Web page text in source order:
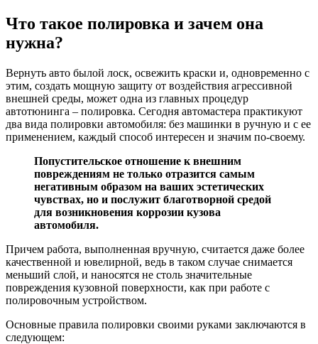
Что такое полировка и зачем она
нужна?
Вернуть авто былой лоск, освежить краски и, одновременно с
этим, создать мощную защиту от воздействия агрессивной
внешней среды, может одна из главных процедур
автотюнинга – полировка. Сегодня автомастера практикуют
два вида полировки автомобиля: без машинки в ручную и с ее
применением, каждый способ интересен и значим по-своему.
Попустительское отношение к внешним
повреждениям не только отразится самым
негативным образом на ваших эстетических
чувствах, но и послужит благотворной средой
для возникновения коррозии кузова
автомобиля.
Причем работа, выполненная вручную, считается даже более
качественной и ювелирной, ведь в таком случае снимается
меньший слой, и наносятся не столь значительные
повреждения кузовной поверхности, как при работе с
полировочным устройством.
Основные правила полировки своими руками заключаются в
следующем: